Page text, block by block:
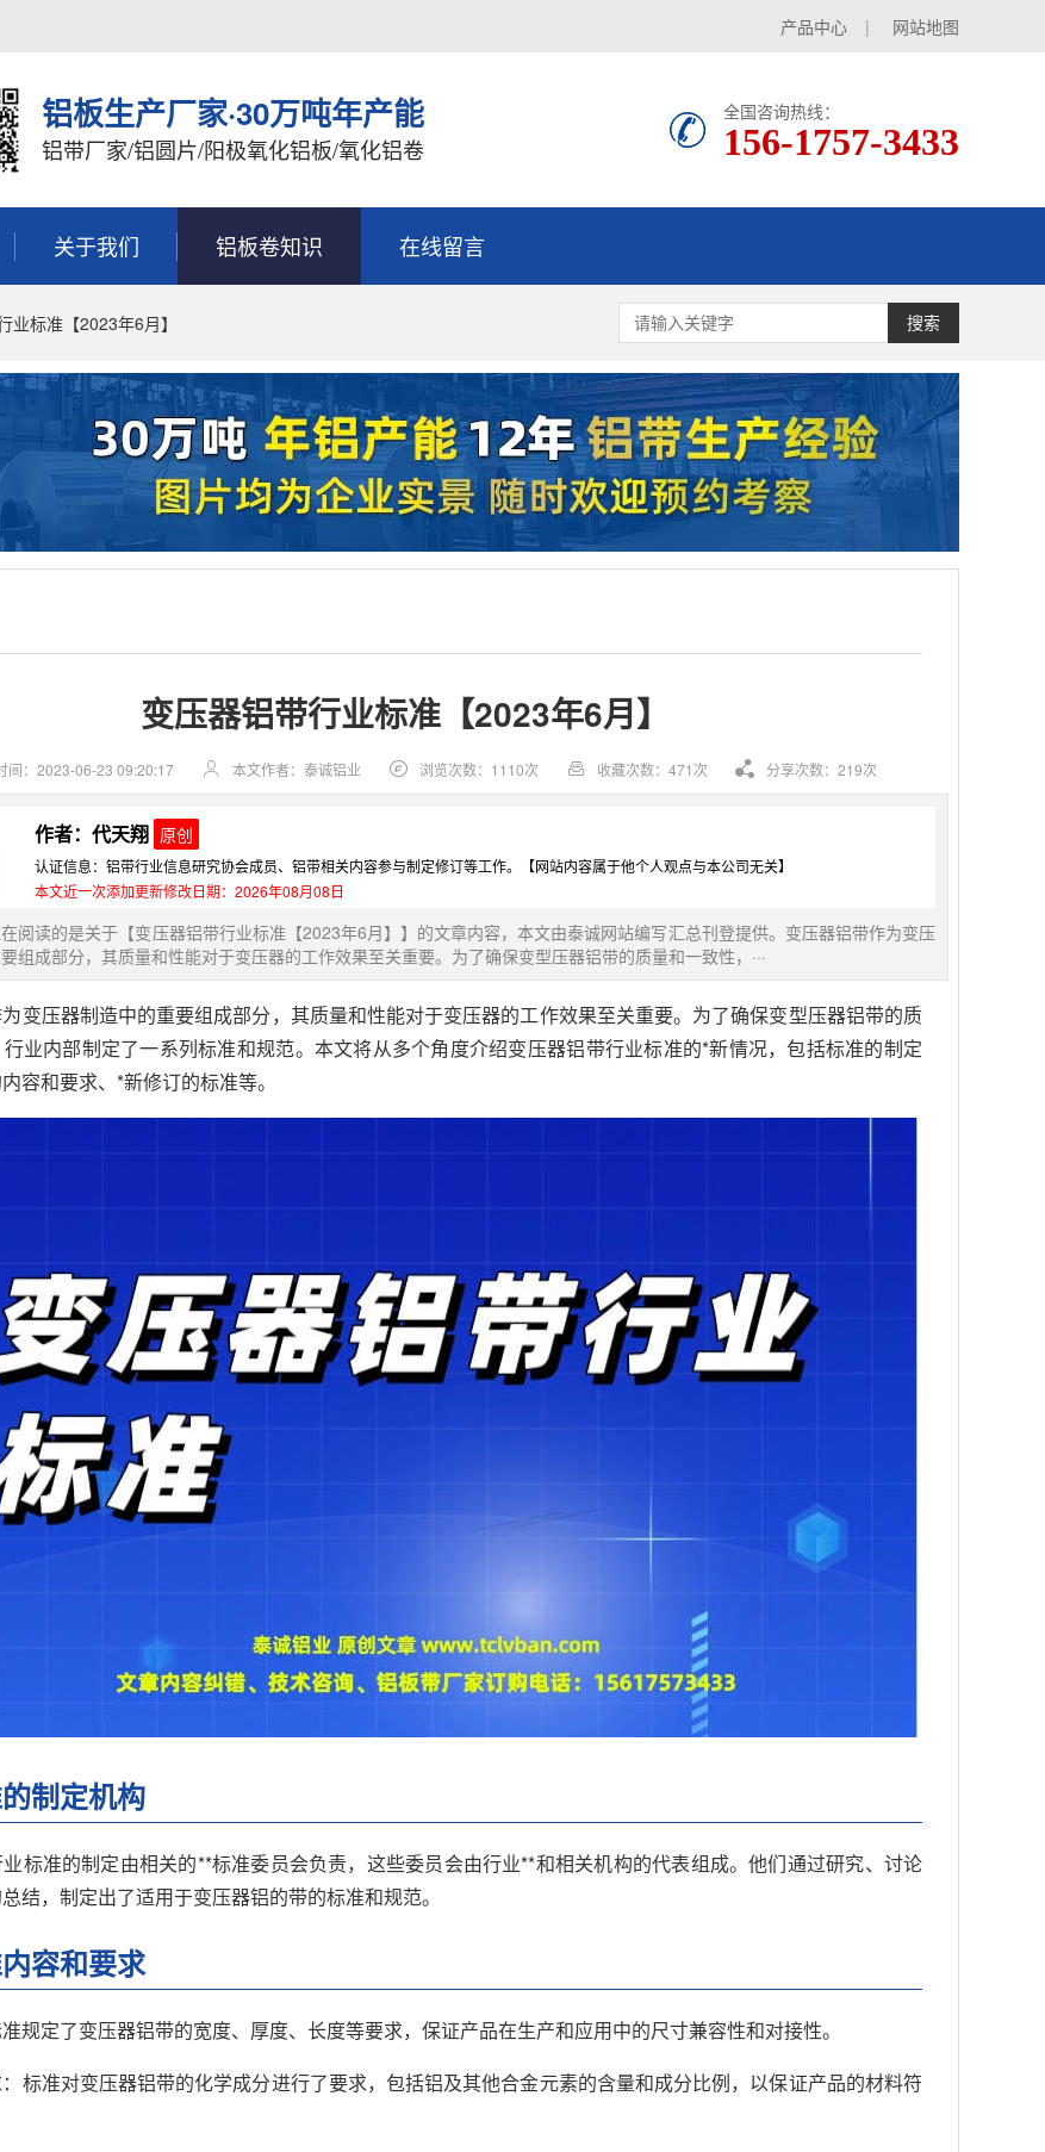
产品中心 | 网站地图
铝板生产厂家·30万吨年产能
铝带厂家/铝圆片/阳极氧化铝板/氧化铝卷
全国咨询热线：
156-1757-3433
关于我们 铝板卷知识 在线留言
搜索
业标准【2023年6月】
变压器铝带行业标准【2023年6月】
间：2023-06-23 09:20:17 本文作者：泰诚铝业 浏览次数：1110次 收藏次数：471次 分享次数：219次
作者：代天翔 原创
认证信息：铝带行业信息研究协会成员、铝带相关内容参与制定修订等工作。【网站内容属于他个人观点与本公司无关】
本文近一次添加更新修改日期：2026年08月08日
阅读的是关于【变压器铝带行业标准【2023年6月】】的文章内容，本文由泰诚网站编写汇总刊登提供。变压器铝带作为变压
组成部分，其质量和性能对于变压器的工作效果至关重要。为了确保变型压器铝带的质量和一致性，···
变压器制造中的重要组成部分，其质量和性能对于变压器的工作效果至关重要。为了确保变型压器铝带的质
业内部制定了一系列标准和规范。本文将从多个角度介绍变压器铝带行业标准的*新情况，包括标准的制定
容和要求、*新修订的标准等。
制定机构
标准的制定由相关的**标准委员会负责，这些委员会由行业**和相关机构的代表组成。他们通过研究、讨论
结，制定出了适用于变压器铝的带的标准和规范。
容和要求
规定了变压器铝带的宽度、厚度、长度等要求，保证产品在生产和应用中的尺寸兼容性和对接性。
标准对变压器铝带的化学成分进行了要求，包括铝及其他合金元素的含量和成分比例，以保证产品的材料符